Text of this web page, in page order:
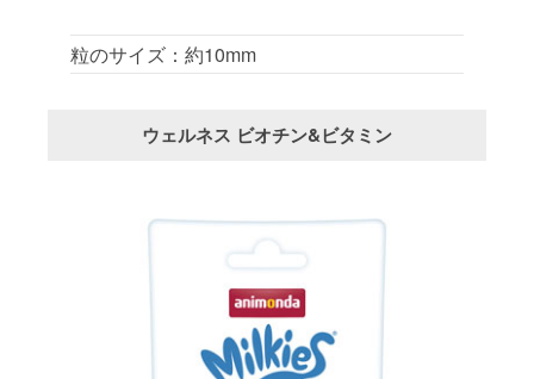
粒のサイズ：約10mm
ウェルネス ビオチン&ビタミン